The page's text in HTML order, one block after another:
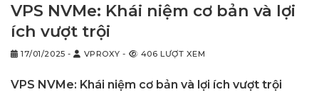
VPS NVMe: Khái niệm cơ bản và lợi
ích vượt trội
17/01/2025 - VPROXY - 406 LƯỢT XEM
VPS NVMe: Khái niệm cơ bản và lợi ích vượt trội